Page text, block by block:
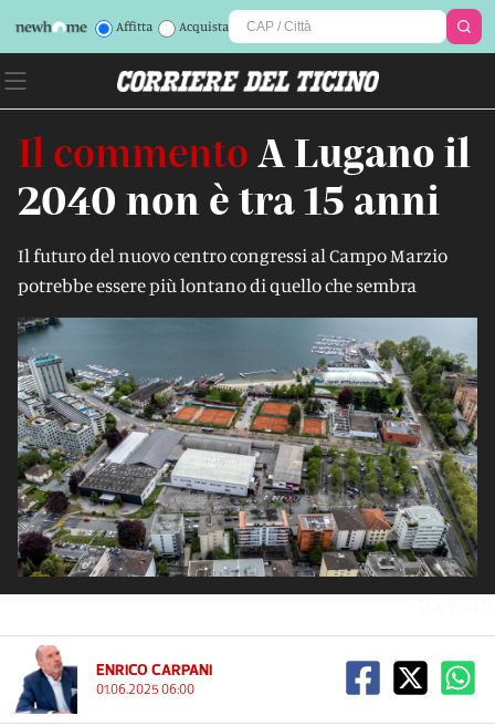
Affitta Acquista
Il commento A Lugano il
2040 non è tra 15 anni
Il futuro del nuovo centro congressi al Campo Marzio
potrebbe essere più lontano di quello che sembra
ENRICO CARPANI
01.06.2025 06:00